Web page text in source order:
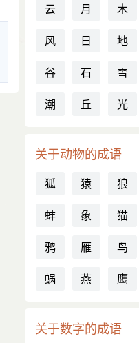
云 月 木
风
日 地
谷
石 雪
潮
丘 光
关于动物的成语
狐 猿 狼
蚌
象 猫
鸦
雁 鸟
蜗
燕 鹰
关于数字的成语